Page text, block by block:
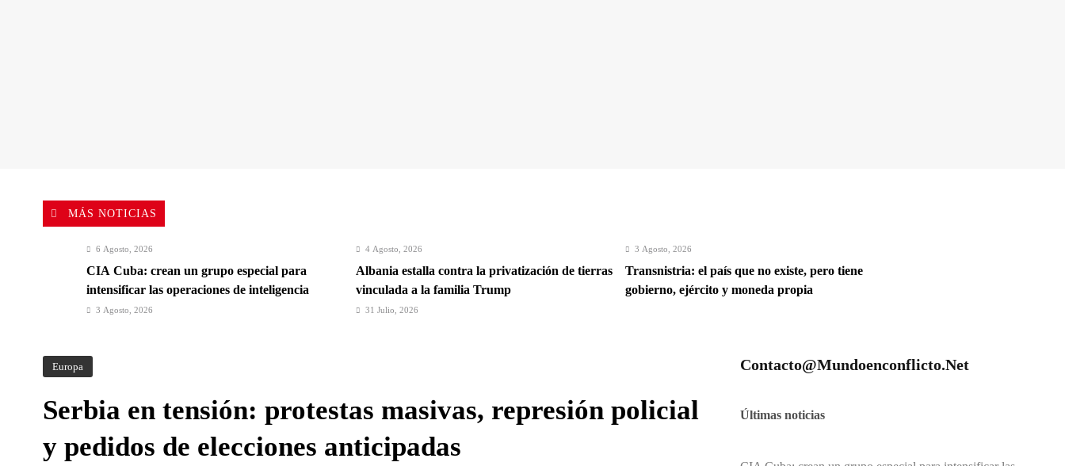
MÁS NOTICIAS
6 Agosto, 2026
CIA Cuba: crean un grupo especial para
intensificar las operaciones de inteligencia
4 Agosto, 2026
Albania estalla contra la privatización de tierras
vinculada a la familia Trump
3 Agosto, 2026
Transnistria: el país que no existe, pero tiene
gobierno, ejército y moneda propia
3 Agosto, 2026 31 Julio, 2026
Europa
Serbia en tensión: protestas masivas, represión policial
y pedidos de elecciones anticipadas
Contacto@mundoenconflicto.net
Últimas noticias